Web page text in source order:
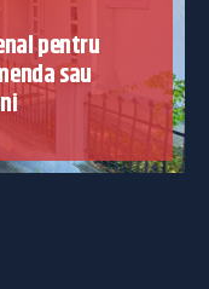
pentru
sau